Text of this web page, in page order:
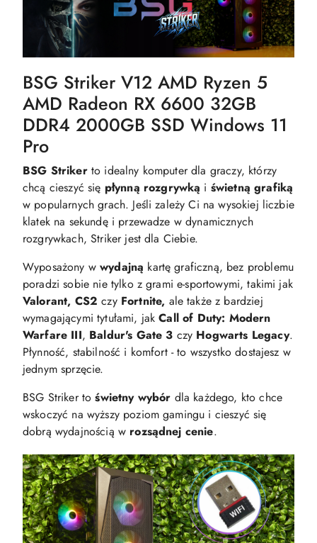
BSG Striker V12 AMD Ryzen 5
AMD Radeon RX 6600 32GB
DDR4 2000GB SSD Windows 11
Pro
BSG Strikerto idealny komputer dla graczy, którzy
chcą cieszyć się płynną rozgrywką i świetną grafiką
w popularnych grach. Jeśli zależy Ci na wysokiej liczbie
klatek na sekundę i przewadze w dynamicznych
rozgrywkach, Striker jest dla Ciebie.
Wyposażony wwydajną kartę graficzną, bez problemu
poradzi sobie nie tylko z grami e-sportowymi, takimi jak
Valorant, CS2 czy Fortnite, ale także z bardziej
wymagającymi tytułami, jakCall of Duty: Modern
Warfare III, Baldur's Gate 3 czy Hogwarts Legacy.
Płynność, stabilność i komfort - to wszystko dostajesz w
jednym sprzęcie.
BSG Striker toświetny wybór dla każdego, kto chce
wskoczyć na wyższy poziom gamingu i cieszyć się
dobrą wydajnością w rozsądnej cenie.